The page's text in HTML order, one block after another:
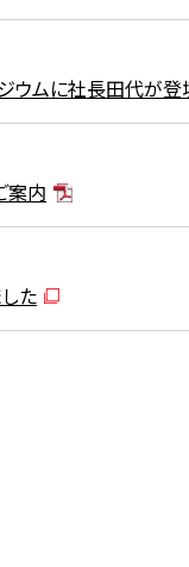
ウムに社長田代が登
案内
た